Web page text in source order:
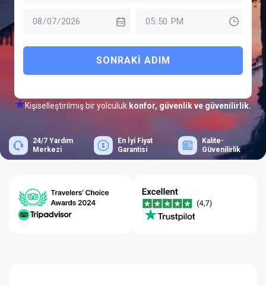
SONRAKI ADIM
Kişiselleştirilmiş bir yolculuk konfor, güvenlik ve güvenilirlik.
24/7 Yardım
Merkezi
En İyi Fiyat
Garantisi
Kalite-
Güvenilirlik